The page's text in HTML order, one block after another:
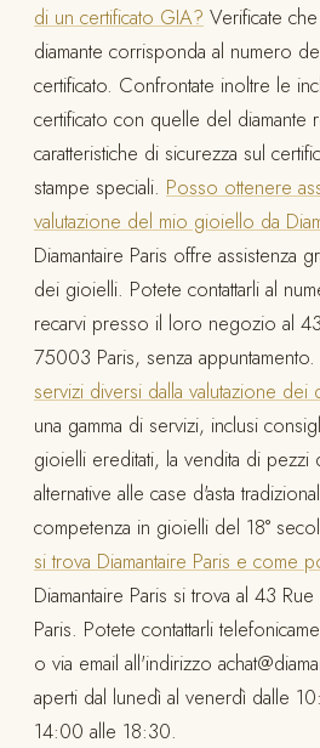
di un certificato GIA? Verificate
diamante corrisponda al numero
certificato. Confrontate inoltre le
certificato con quelle del diamante
caratteristiche di sicurezza sul
stampe speciali. Posso ottenere
valutazione del mio gioiello da
Diamantaire Paris offre assistenza
dei gioielli. Potete contattarli al
recarvi presso il loro negozio al
75003 Paris, senza appuntamento.
servizi diversi dalla valutazione dei
una gamma di servizi, inclusi
gioielli ereditati, la vendita di pezzi
alternative alle case d'asta
competenza in gioielli del 18°
si trova Diamantaire Paris e come
Diamantaire Paris si trova al 43
Paris. Potete contattarli
o via email all'indirizzo
aperti dal lunedì al venerdì dalle
14:00 alle 18:30.